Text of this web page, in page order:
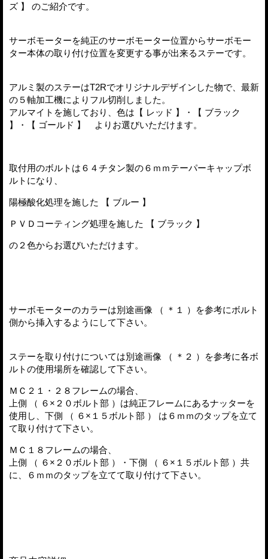
ズ 】 のご紹介です。
サーボモーターを純正のサーボモーター位置からサーボモー
ター本体の取り付け位置を変更する事が出来るステーです。
アルミ製のステーはT2Rでオリジナルデザインした物で、最新
の５軸加工機によりフル切削しました。
アルマイトを施しており、色は【 レッド 】・【 ブラック
】・【 ゴールド 】 よりお選びいただけます。
取付用のボルトは６４チタン製の６ｍｍテーパーキャップボ
ルトになり、
陽極酸化処理を施した 【 ブルー 】
ＰＶＤコーティング処理を施した 【 ブラック 】
の２色からお選びいただけます。
サーボモーターのカラーは別途画像 （ ＊１ ）を参考にボルト
側から挿入するようにして下さい。
ステーを取り付けについては別途画像 （ ＊２ ）を参考に各ボ
ルトの使用場所を確認して下さい。
ＭＣ２１・２８フレームの場合、
上側 （ ６×２０ボルト部 ）は純正フレームにあるナッターを
使用し、下側 （ ６×１５ボルト部 ） は６ｍｍのタップを立て
て取り付けて下さい。
ＭＣ１８フレームの場合、
上側 （ ６×２０ボルト部 ）・下側 （ ６×１５ボルト部 ）共
に、６ｍｍのタップを立てて取り付けて下さい。